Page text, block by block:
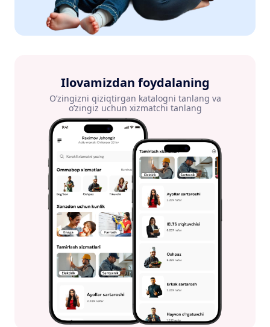
Ilovamizdan foydalaning
O’zingizni qiziqtirgan katalogni tanlang va
o’zingiz uchun xizmatchi tanlang